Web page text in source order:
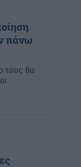
πάνω
τους θα